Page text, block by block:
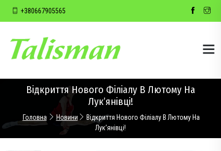
+380667905565
Відкриття Нового Філіалу В Лютому На
Лук’янівці!
Головна Новини
Відкриття Нового Філіалу В Лютому На
Лук’янівці!